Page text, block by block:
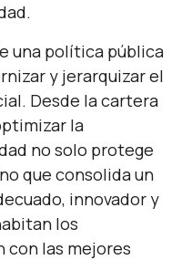
una política pública
y jerarquizar el
Desde la cartera
la
no solo protege
que consolida un
innovador y
los
con las mejores